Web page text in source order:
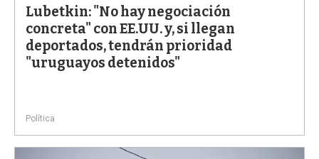
Lubetkin: "No hay negociación
concreta" con EE.UU. y, si llegan
deportados, tendrán prioridad
"uruguayos detenidos"
Política